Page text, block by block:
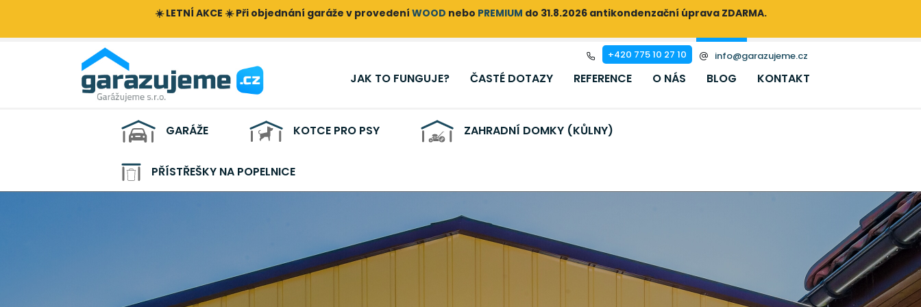
☀️ LETNÍ AKCE ☀️ Při objednání garáže v provedení WOOD nebo PREMIUM do 31.8.2026 antikondenzační úprava ZDARMA.
JAK TO FUNGUJE? ČASTÉ DOTAZY REFERENCE O NÁS BLOG KONTAKT
+420 775 10 27 10 info@garazujeme.cz
GARÁŽE KOTCE PRO PSY ZAHRADNÍ DOMKY (KŮLNY)
PŘÍSTŘEŠKY NA POPELNICE